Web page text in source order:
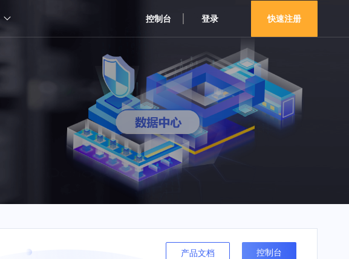
控制台 登录 快速注册
控制台
产品文档